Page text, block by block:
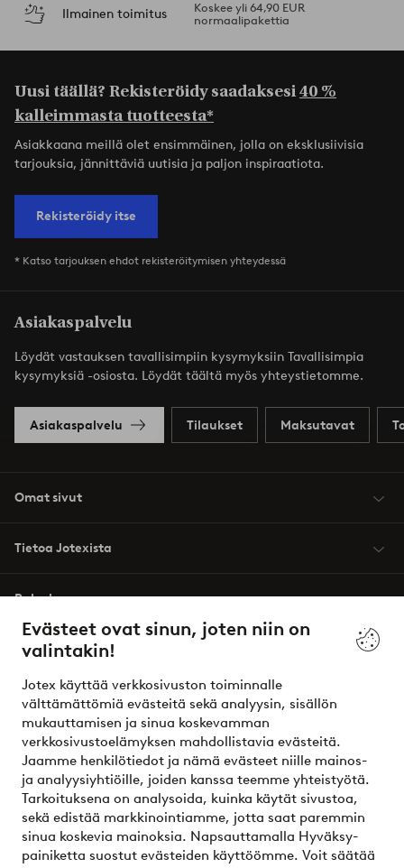
Evästeet ovat sinun, joten niin on
valintakin!
Jotex käyttää verkkosivuston toiminnalle
välttämättömiä evästeitä sekä analyysin, sisällön
mukauttamisen ja sinua koskevamman
verkkosivustoelämyksen mahdollistavia evästeitä.
Jaamme henkilötiedot ja nämä evästeet niille mainos-
ja analyysiyhtiöille, joiden kanssa teemme yhteistyötä.
Tarkoituksena on analysoida, kuinka käytät sivustoa,
sekä edistää markkinointiamme, jotta saat paremmin
sinua koskevia mainoksia. Napsauttamalla Hyväksy-
painiketta suostut evästeiden käyttöömme. Voit säätää
Ilmainen toimitus
Koskee yli 64,90 EUR
normaalipakettia
Uusi täällä? Rekisteröidy saadaksesi40 %
kalleimmasta tuotteesta*
Asiakkaana meillä olet ensimmäinen, jolla on eksklusiivisia
tarjouksia, jännittäviä uutisia ja paljon inspiraatiota.
Rekisteröidy itse
* Katso tarjouksen ehdot rekisteröitymisen yhteydessä
Asiakaspalvelu
Löydät vastauksen tavallisimpiin kysymyksiin Tavallisimpia
kysymyksiä -osiosta. Löydät täältä myös yhteystietomme.
Asiakaspalvelu Tilaukset Maksutavat
Omat sivut
Tietoa Jotexista
Palvelumme
Ehdot
Ystävät
Turvalliset maksut – maksa nyt tai erissä
Haluatko tietää lisää maksuvaihtoehdoistamme?
elpy